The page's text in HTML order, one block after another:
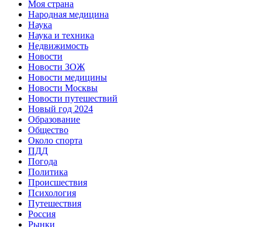
Моя страна
Народная медицина
Наука
Наука и техника
Недвижимость
Новости
Новости ЗОЖ
Новости медицины
Новости Москвы
Новости путешествий
Новый год 2024
Образование
Общество
Около спорта
ПДД
Погода
Политика
Происшествия
Психология
Путешествия
Россия
Рынки